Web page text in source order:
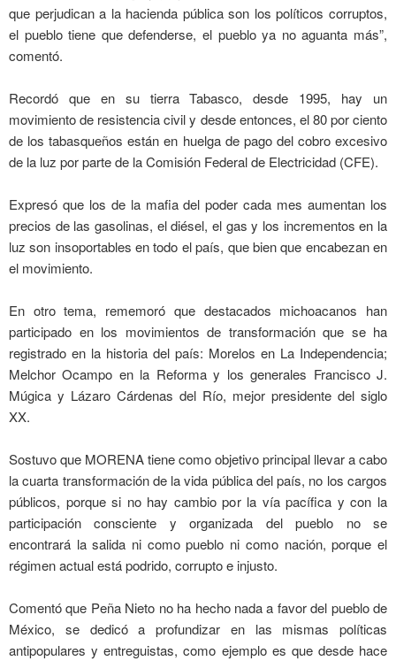
que perjudican a la hacienda pública son los políticos corruptos,
el pueblo tiene que defenderse, el pueblo ya no aguanta más”,
comentó.
Recordó que en su tierra Tabasco, desde 1995, hay un
movimiento de resistencia civil y desde entonces, el 80 por ciento
de los tabasqueños están en huelga de pago del cobro excesivo
de la luz por parte de la Comisión Federal de Electricidad (CFE).
Expresó que los de la mafia del poder cada mes aumentan los
precios de las gasolinas, el diésel, el gas y los incrementos en la
luz son insoportables en todo el país, que bien que encabezan en
el movimiento.
En otro tema, rememoró que destacados michoacanos han
participado en los movimientos de transformación que se ha
registrado en la historia del país: Morelos en La Independencia;
Melchor Ocampo en la Reforma y los generales Francisco J.
Múgica y Lázaro Cárdenas del Río, mejor presidente del siglo
XX.
Sostuvo que MORENA tiene como objetivo principal llevar a cabo
la cuarta transformación de la vida pública del país, no los cargos
públicos, porque si no hay cambio por la vía pacífica y con la
participación consciente y organizada del pueblo no se
encontrará la salida ni como pueblo ni como nación, porque el
régimen actual está podrido, corrupto e injusto.
Comentó que Peña Nieto no ha hecho nada a favor del pueblo de
México, se dedicó a profundizar en las mismas políticas
antipopulares y entreguistas, como ejemplo es que desde hace